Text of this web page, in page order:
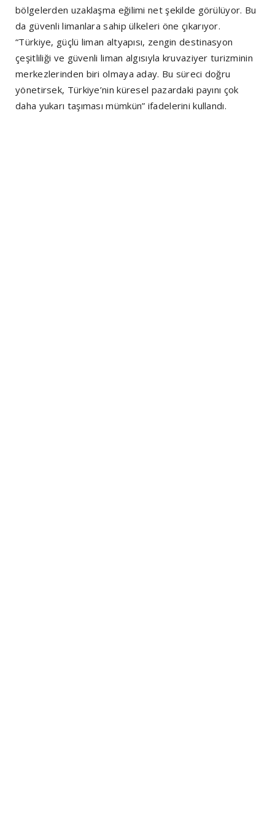
bölgelerden uzaklaşma eğilimi net şekilde görülüyor. Bu
da güvenli limanlara sahip ülkeleri öne çıkarıyor.
“Türkiye, güçlü liman altyapısı, zengin destinasyon
çeşitliliği ve güvenli liman algısıyla kruvaziyer turizminin
merkezlerinden biri olmaya aday. Bu süreci doğru
yönetirsek, Türkiye’nin küresel pazardaki payını çok
daha yukarı taşıması mümkün” ifadelerini kullandı.